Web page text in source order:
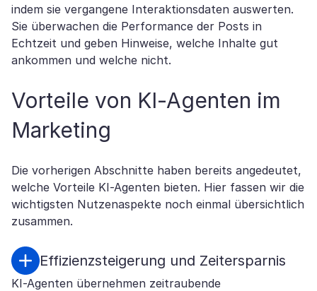
indem sie vergangene Interaktionsdaten auswerten.
Sie überwachen die Performance der Posts in
Echtzeit und geben Hinweise, welche Inhalte gut
ankommen und welche nicht.
Vorteile von KI-Agenten im
Marketing
Die vorherigen Abschnitte haben bereits angedeutet,
welche Vorteile KI-Agenten bieten. Hier fassen wir die
wichtigsten Nutzenaspekte noch einmal übersichtlich
zusammen.
Effizienzsteigerung und Zeitersparnis
KI-Agenten übernehmen zeitraubende